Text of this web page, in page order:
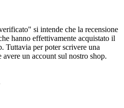
si intende che la recensione
hanno effettivamente acquistato il
Tuttavia per poter scrivere una
avere un account sul nostro shop.